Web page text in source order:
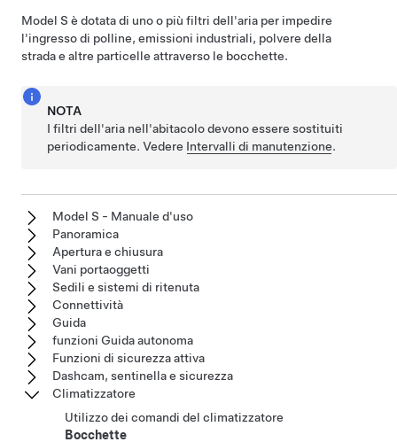
Model S è dotata di uno o più filtri dell'aria per impedire
l'ingresso di polline, emissioni industriali, polvere della
strada e altre particelle attraverso le bocchette.
NOTA
I filtri dell'aria nell'abitacolo devono essere sostituiti
periodicamente. Vedere Intervalli di manutenzione.
Model S - Manuale d'uso
Panoramica
Apertura e chiusura
Vani portaoggetti
Sedili e sistemi di ritenuta
Connettività
Guida
funzioni Guida autonoma
Funzioni di sicurezza attiva
Dashcam, sentinella e sicurezza
Climatizzatore
Utilizzo dei comandi del climatizzatore
Bocchette